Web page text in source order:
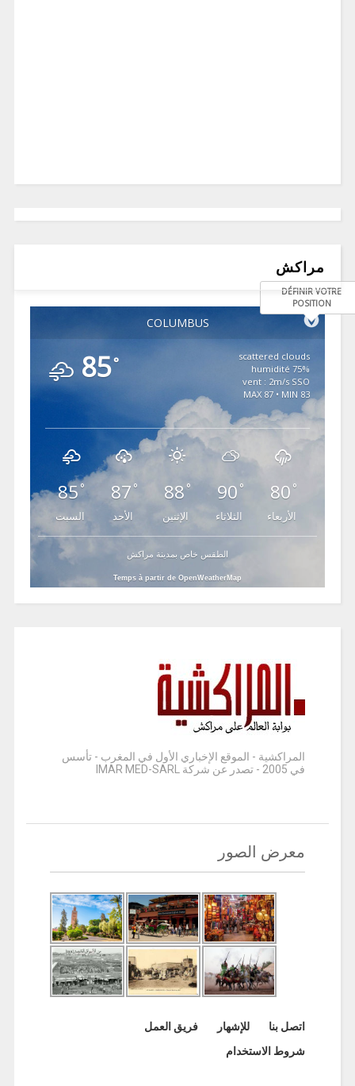
مراكش
COLUMBUS
DÉFINIR VOTRE
POSITION
85°
scattered clouds
75% humidité
vent : 2m/s SSO
MAX 87 • MIN 83
85°
السبت
87 °
الأحد
88°
الإثنين
90 °
الثلاثاء
80 °
الأربعاء
الطقس خاص بمدينة مراكش
Temps à partir de OpenWeatherMap
المراكشية - الموقع الإخباري الأول في المغرب - تأسس
في 2005 - تصدر عن شركة IMAR MED-SARL
معرض الصور
اتصل بنا للإشهار
فريق العمل
شروط الاستخدام